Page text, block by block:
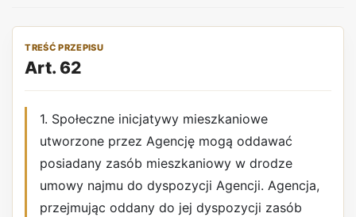
TREŚĆ PRZEPISU
Art. 62
1. Społeczne inicjatywy mieszkaniowe
utworzone przez Agencję mogą oddawać
posiadany zasób mieszkaniowy w drodze
umowy najmu do dyspozycji Agencji. Agencja,
przejmując oddany do jej dyspozycji zasób